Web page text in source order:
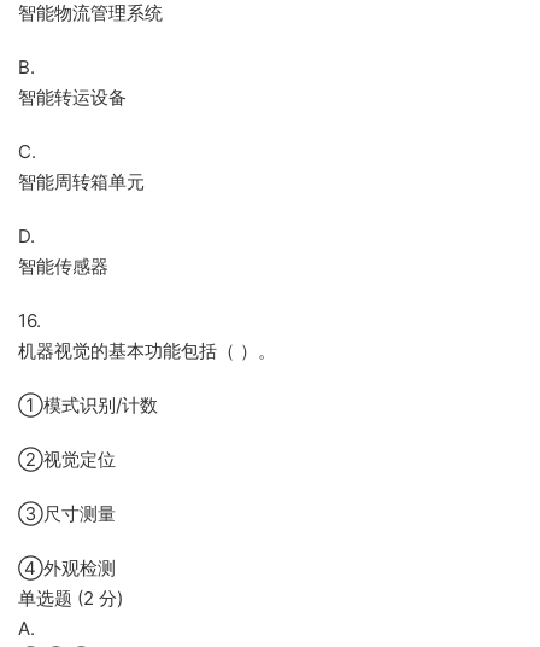
智能物流管理系统
B.
智能转运设备
C.
智能周转箱单元
D.
智能传感器
16.
机器视觉的基本功能包括（ ）。
①模式识别/计数
②视觉定位
③尺寸测量
④外观检测
单选题 (2 分)
A.